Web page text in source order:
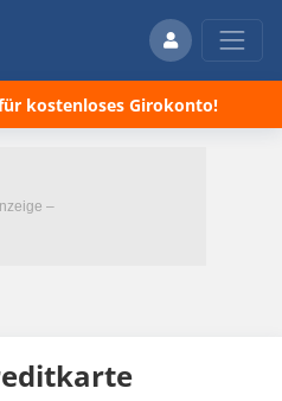
für kostenloses Girokonto!